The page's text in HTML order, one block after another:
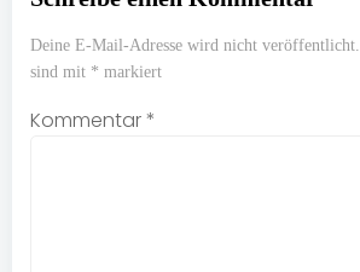
Deine E-Mail-Adresse wird nicht veröffentlicht.
sind mit * markiert
Kommentar*